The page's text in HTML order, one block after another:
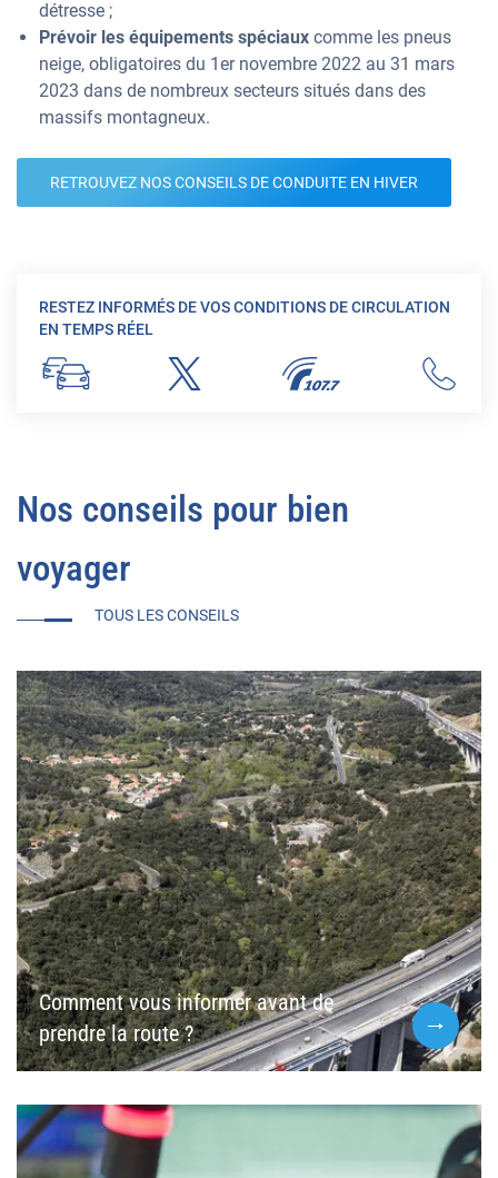
détresse ;
Prévoir les équipements spéciaux comme les pneus
neige, obligatoires du 1er novembre 2022 au 31 mars
2023 dans de nombreux secteurs situés dans des
massifs montagneux.
RETROUVEZ NOS CONSEILS DE CONDUITE EN HIVER
RESTEZ INFORMÉS DE VOS CONDITIONS DE CIRCULATION
EN TEMPS RÉEL
Nos conseils pour bien
voyager
TOUS LES CONSEILS
Comment vous informer avant de
prendre la route ?